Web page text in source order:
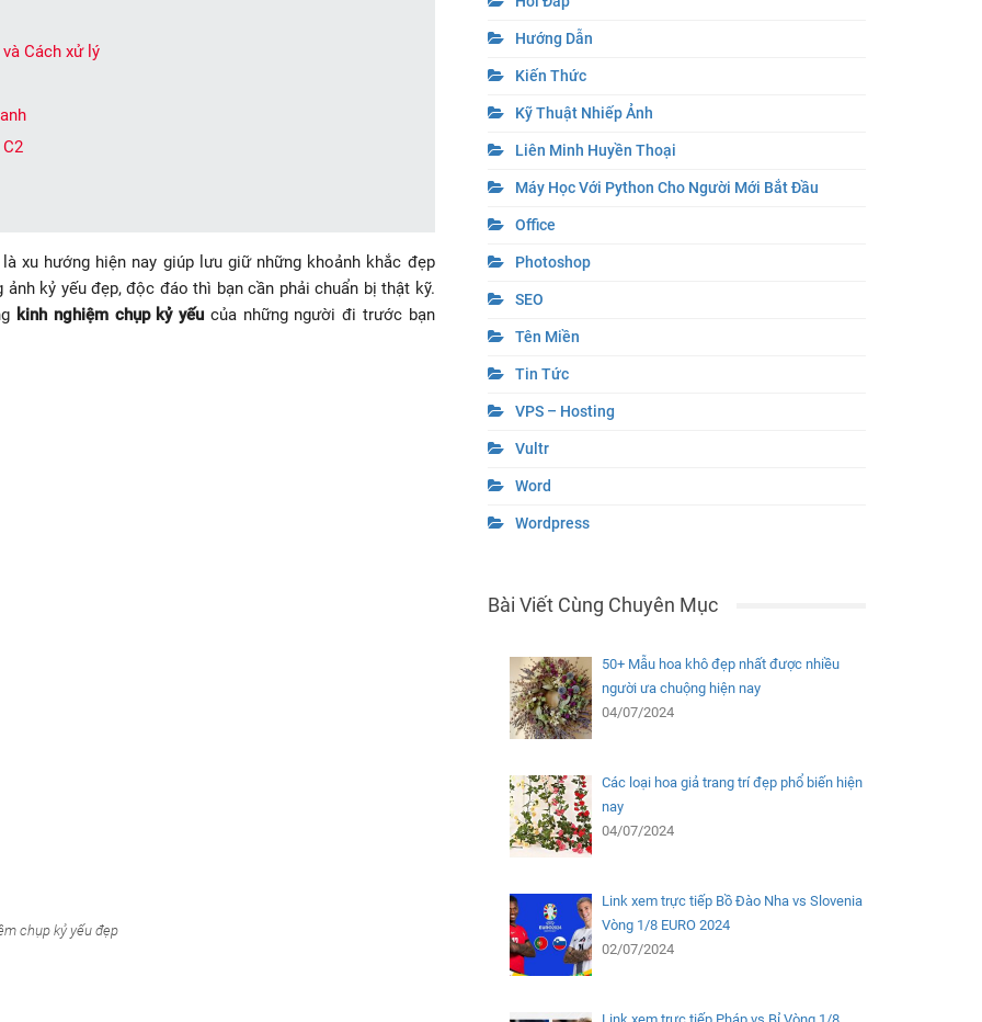
Cách xử lý
xu hướng hiện nay giúp lưu giữ những khoảnh khắc đẹp
kỷ yếu đẹp, độc đáo thì bạn cần phải chuẩn bị thật kỹ.
kinh nghiệm chụp kỷ yếu của những người đi trước bạn
chụp kỷ yếu đẹp
Hướng Dẫn
Kiến Thức
Kỹ Thuật Nhiếp Ảnh
Liên Minh Huyền Thoại
Máy Học Với Python Cho Người Mới Bắt Đầu
Office
Photoshop
SEO
Tên Miền
Tin Tức
VPS – Hosting
Vultr
Word
Wordpress
Bài Viết Cùng Chuyên Mục
50+ Mẫu hoa khô đẹp nhất được nhiều
người ưa chuộng hiện nay
04/07/2024
Các loại hoa giả trang trí đẹp phổ biến hiện
nay
04/07/2024
Link xem trực tiếp Bồ Đào Nha vs Slovenia
Vòng 1/8 EURO 2024
02/07/2024